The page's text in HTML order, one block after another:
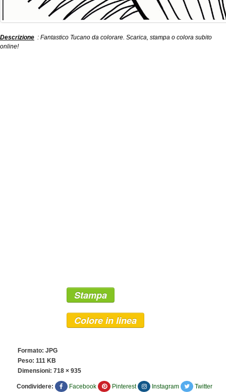
Descrizione : Fantastico Tucano da colorare. Scarica, stampa o colora subito
online!
Stampa
Colore in linea
Formato: JPG
Peso: 111 KB
Dimensioni: 718 × 935
Condividere: Facebook Pinterest Instagram Twitter